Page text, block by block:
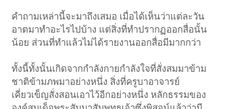
คำถามเหล่านี้จะมาถึงเสมอ เมื่อได้เห็นว่าแต่ละวัน
อาตมาทำอะไรไปบ้าง แต่สิ่งที่ทำปรากฏออกสื่อนั้น
น้อย ส่วนที่ทำแล้วไม่ได้รายงานออกสื่อมีมากกว่า
ทั้งนี้ทั้งนั้นเกิดจากกำลังกายกำลังใจที่สั่งสมมาข้าม
ชาติข้ามภพมาอย่างหนึ่ง สิ่งที่ครูบาอาจารย์
เคี่ยวเข็ญสั่งสอนเอาไว้อีกอย่างหนึ่ง หลักธรรมของ